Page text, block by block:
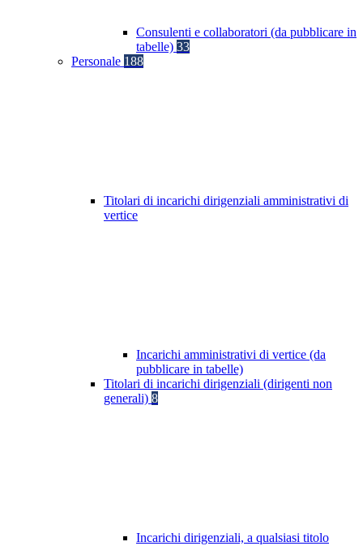
Consulenti e collaboratori (da pubblicare in
tabelle) 33
Personale 188
Titolari di incarichi dirigenziali amministrativi di
vertice
Incarichi amministrativi di vertice (da
pubblicare in tabelle)
Titolari di incarichi dirigenziali (dirigenti non
generali) 8
Incarichi dirigenziali, a qualsiasi titolo